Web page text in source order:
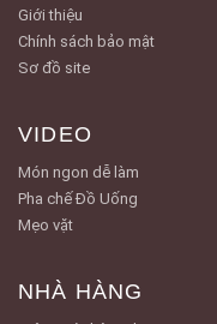
Giới thiệu
Chính sách bảo mật
Sơ đồ site
VIDEO
Món ngon dễ làm
Pha chế Đồ Uống
Mẹo vặt
NHÀ HÀNG